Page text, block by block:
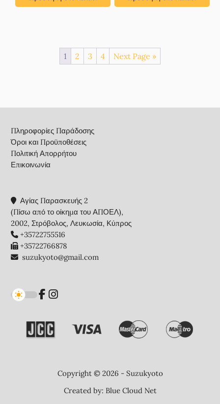
1 2 3 4 Next Page »
Πληροφορίες Παράδοσης
Όροι και Προϋποθέσεις
Πολιτική Απορρήτου
Επικοινωνία
Αγίας Παρασκευής 2
(Πίσω από το οίκημα του ΑΠΟΕΛ),
2002, Στρόβολος, Λευκωσία, Κύπρος
+35722755516
+35722766878
suzukyoto@gmail.com
Copyright © 2026 - Suzukyoto
Created by: Blue Cloud Net